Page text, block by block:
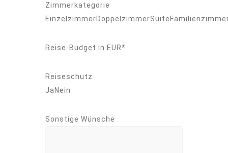
Zimmerkategorie
Reise-Budget in EUR*
Reiseschutz
JaNein
Sonstige Wünsche